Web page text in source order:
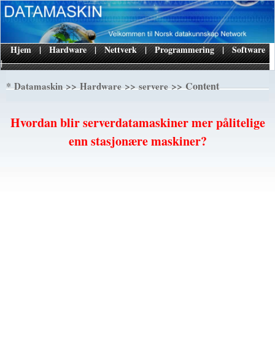
|
Hjem | Hardware | Nettverk | Programmering | Software
*Datamaskin>>Hardware>>servere>> Content
Hvordan blir serverdatamaskiner mer pålitelige
enn stasjonære maskiner?